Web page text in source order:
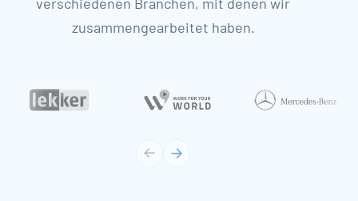
zusammengearbeitet haben.